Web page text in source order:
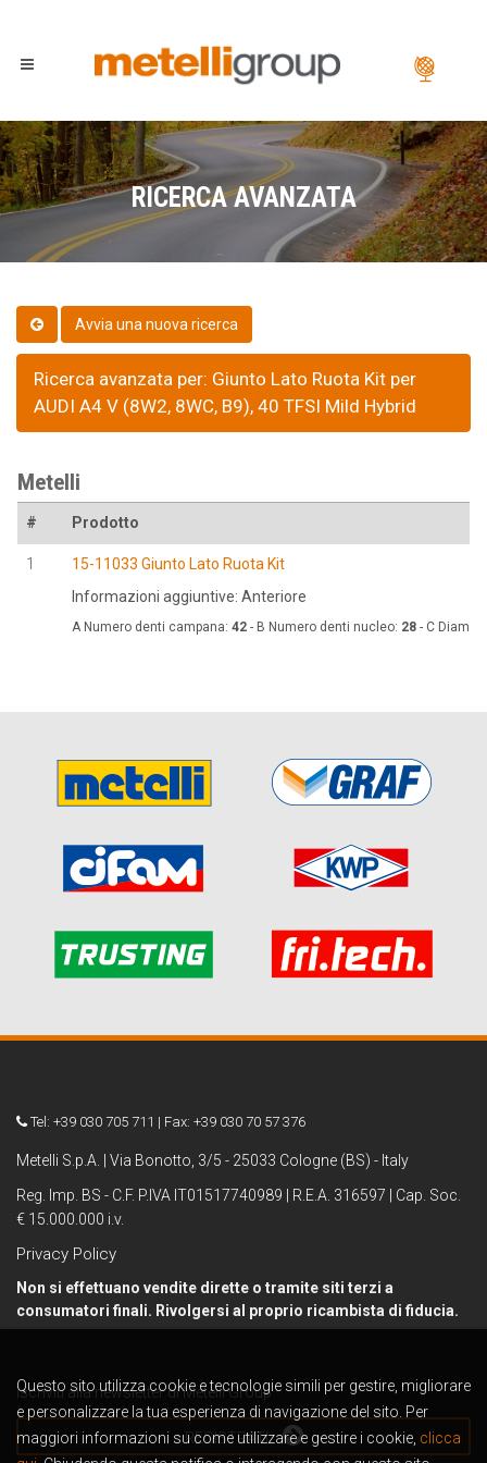
RICERCA AVANZATA
Ricerca avanzata per: Giunto Lato Ruota Kit per
AUDI A4 V (8W2, 8WC, B9), 40 TFSI Mild Hybrid
Metelli
# Prodotto
1
15-11033 Giunto Lato Ruota Kit
Informazioni aggiuntive: Anteriore
A Numero denti campana: 42 - B Numero denti nucleo: 28 - C
Tel: +39 030 705 711 | Fax: +39 030 70 57 376
Metelli S.p.A. | Via Bonotto, 3/5 - 25033 Cologne (BS) - Italy
Reg. Imp. BS - C.F. P.IVA IT01517740989 | R.E.A. 316597 | Cap. Soc.
€ 15.000.000 i.v.
Privacy Policy
Non si effettuano vendite dirette o tramite siti terzi a
consumatori finali. Rivolgersi al proprio ricambista di fiducia.
Iscriviti alla newsletter di Metelli Group
REGISTRATI
Questo sito utilizza cookie e tecnologie simili per gestire, migliorare
e personalizzare la tua esperienza di navigazione del sito. Per
maggiori informazioni su come utilizzare e gestire i cookie, clicca